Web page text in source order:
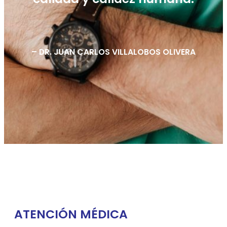
– DR. JUAN CARLOS VILLALOBOS OLIVERA
ATENCIÓN MÉDICA